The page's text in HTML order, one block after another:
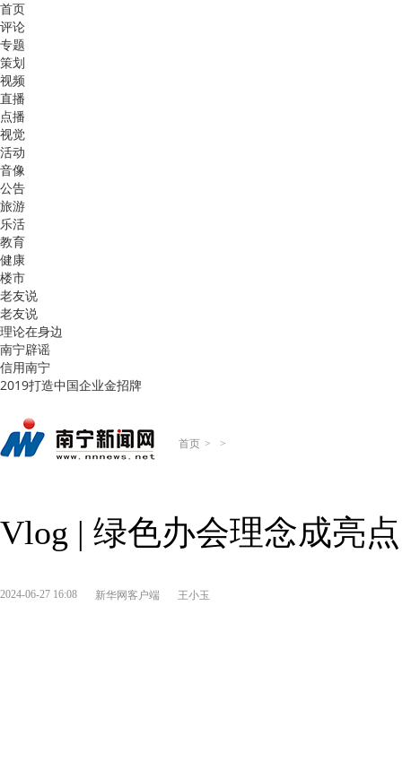
首页
评论
专题
策划
视频
直播
点播
视觉
活动
音像
公告
旅游
乐活
教育
健康
楼市
老友说
老友说
理论在身边
南宁辟谣
信用南宁
2019打造中国企业金招牌
首页 > >
Vlog | 绿色办会理念成亮
2024-06-27 16:08 新华网客户端 王小玉